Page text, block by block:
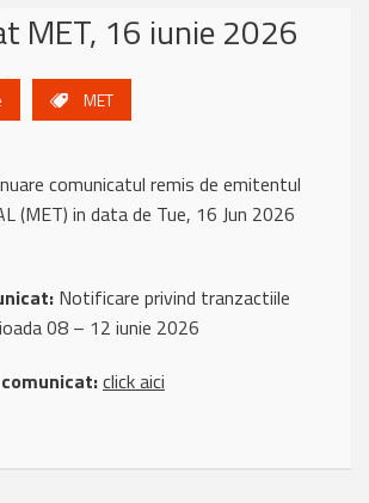
MET, 16 iunie 2026
MET
comunicatul remis de emitentul
(MET) in data de Tue, 16 Jun 2026
Notificare privind tranzactiile
08 – 12 iunie 2026
click aici